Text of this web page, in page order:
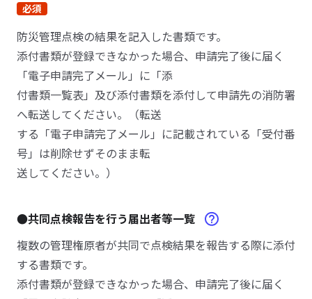
必須
防災管理点検の結果を記入した書類です。
添付書類が登録できなかった場合、申請完了後に届く
「電子申請完了メール」に「添
付書類一覧表」及び添付書類を添付して申請先の消防署
へ転送してください。（転送
する「電子申請完了メール」に記載されている「受付番
号」は削除せずそのまま転
送してください。）
●共同点検報告を行う届出者等一覧
複数の管理権原者が共同で点検結果を報告する際に添付
する書類です。
添付書類が登録できなかった場合、申請完了後に届く